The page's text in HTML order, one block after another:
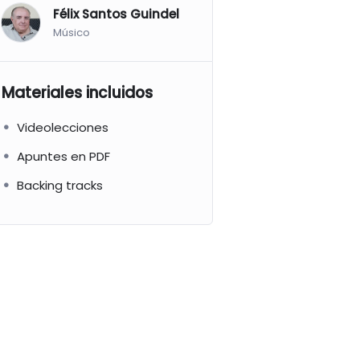
Félix Santos Guindel
Músico
Materiales incluidos
Videolecciones
Apuntes en PDF
Backing tracks